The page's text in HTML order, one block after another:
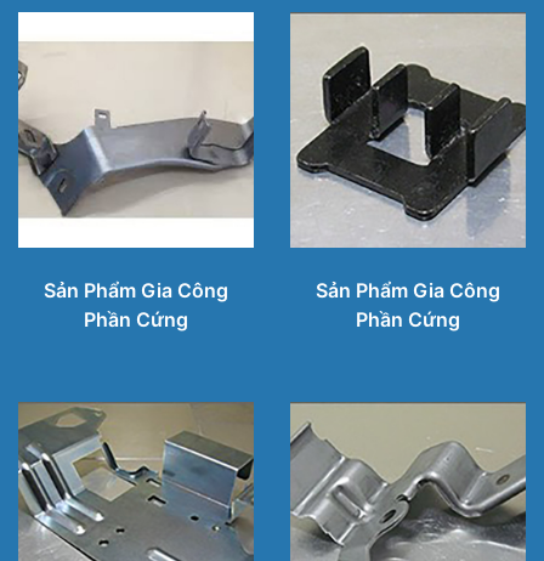
Sản Phẩm Gia Công
Phần Cứng
Sản Phẩm Gia Công
Phần Cứng